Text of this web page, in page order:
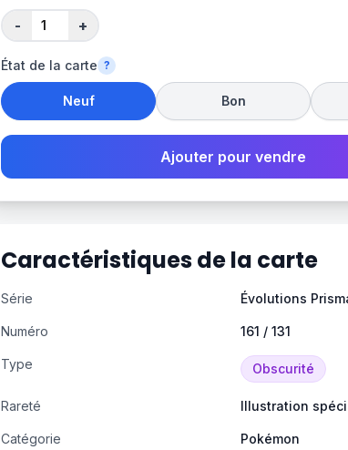
- +
État de la carte ?
Neuf Bon
Ajouter pour vendre
Caractéristiques de la carte
Série Évolutions
Numéro 161 / 131
Type Obscurité
Rareté Illustration
Catégorie Pokémon